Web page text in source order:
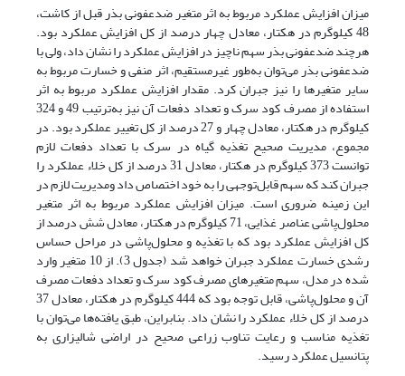
میزان افزایش عملکرد مربوط به اثر متغیر ضدعفونی بذر قبل از کاشت،
48 کیلوگرم در هکتار، معادل چهار درصد از کل افزایش عملکرد بود.
هرچند ضدعفونی بذر سهم ناچیز در افزایش عملکرد را نشان داد، ولی با
ضدعفونی بذر می‌توان به‌طور غیرمستقیم، اثر منفی و خسارت مربوط به
سایر متغیرها را نیز جبران کرد. مقدار افزایش عملکرد مربوط به اثر
استفاده از مصرف کود سرک و تعداد دفعات آن نیز به‌ترتیب 49 و 324
کیلوگرم در هکتار، معادل چهار و 27 درصد از کل تغییر عملکرد بود. در
مجموع، مدیریت صحیح تغذیه گیاه در سرک با تعداد دفعات لازم
توانست 373 کیلوگرم در هکتار، معادل 31 درصد از کل خلاء عملکرد را
جبران کند که سهم قابل‌توجهی را به خود اختصاص داد ومدیریت لازم در
این زمینه ضروری است. میزان افزایش عملکرد مربوط به اثر متغیر
محلول‌پاشی عناصر غذایی، 71 کیلوگرم در هکتار، معادل شش درصد از
کل افزایش عملکرد بود که با تغذیه و محلول‌پاشی در مراحل حساس
رشدی خسارت عملکرد جبران خواهد شد (جدول 3). از 10 متغیر وارد
شده در مدل، سهم متغیرهای مصرف کود سرک و تعداد دفعات مصرف
آن و محلول‌پاشی، قابل توجه بود که 444 کیلوگرم در هکتار، معادل 37
درصد از کل خلاء عملکرد را نشان داد. بنابراین، طبق یافته‌ها می‌توان با
تغذیه مناسب و رعایت تناوب زراعی صحیح در اراضی شالیزاری به
پتانسیل عملکرد رسید.